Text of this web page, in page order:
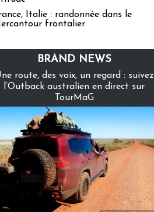
Italie : randonnée dans le
frontalier
BRAND NEWS
route, des voix, un regard : suivez
l’Outback australien en direct sur
TourMaG